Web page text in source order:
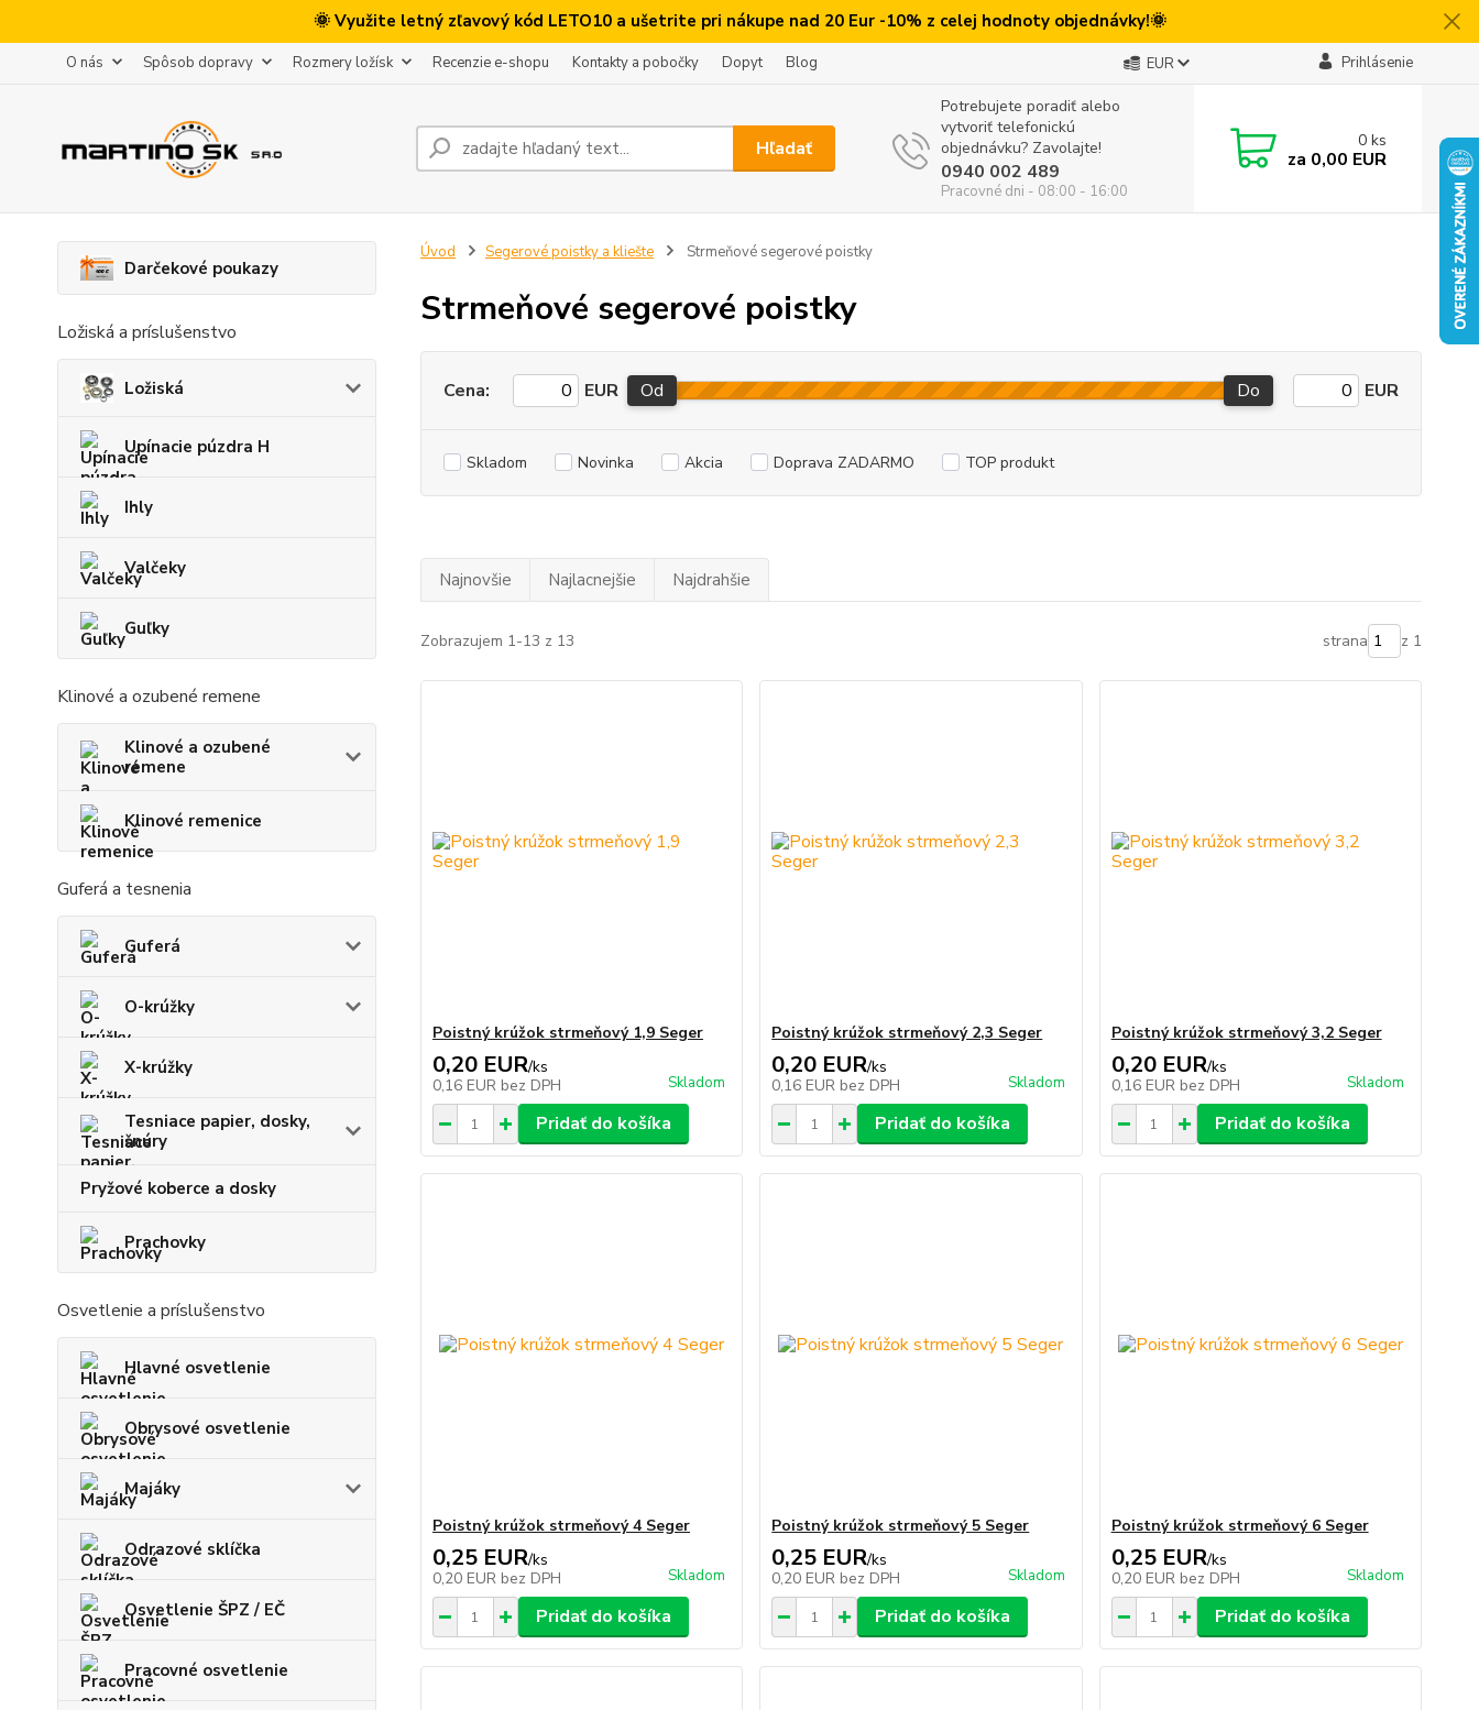
🌞 Využite letný zľavový kód LETO10 a ušetrite pri nákupe nad 20 Eur -10% z celej hodnoty objednávky!🌞
O nás Spôsob dopravy Rozmery ložísk Recenzie e-shopu Kontakty a pobočky Dopyt Blog EUR Prihlásenie
Hľadať
Potrebujete poradiť alebo
vytvoriť telefonickú
objednávku? Zavolajte!
0940 002 489
Pracovné dni - 08:00 - 16:00
0 ks
za 0,00 EUR
Darčekové poukazy
Ložiská a príslušenstvo
Ložiská
Upínacie púzdra H
Ihly
Valčeky
Guľky
Klinové a ozubené remene
Klinové a ozubené
remene
Klinové remenice
Guferá a tesnenia
Guferá
O-krúžky
X-krúžky
Tesniace papier, dosky,
šnúry
Pryžové koberce a dosky
Prachovky
Osvetlenie a príslušenstvo
Hlavné osvetlenie
Obrysové osvetlenie
Majáky
Odrazové sklíčka
Osvetlenie ŠPZ / EČ
Pracovné osvetlenie
Úvod Segerové poistky a kliešte Strmeňové segerové poistky
Strmeňové segerové poistky
Cena: EUR Od Do EUR
Skladom Novinka Akcia Doprava ZADARMO TOP produkt
Najnovšie Najlacnejšie Najdrahšie
Zobrazujem 1-13 z 13 strana z 1
Poistný krúžok strmeňový 1,9 Seger
0,20 EUR/ks
0,16 EUR bez DPH Skladom
Pridať do košíka
Poistný krúžok strmeňový 2,3 Seger
0,20 EUR/ks
0,16 EUR bez DPH Skladom
Pridať do košíka
Poistný krúžok strmeňový 3,2 Seger
0,20 EUR/ks
0,16 EUR bez DPH Skladom
Pridať do košíka
Poistný krúžok strmeňový 4 Seger
0,25 EUR/ks
0,20 EUR bez DPH Skladom
Pridať do košíka
Poistný krúžok strmeňový 5 Seger
0,25 EUR/ks
0,20 EUR bez DPH Skladom
Pridať do košíka
Poistný krúžok strmeňový 6 Seger
0,25 EUR/ks
0,20 EUR bez DPH Skladom
Pridať do košíka